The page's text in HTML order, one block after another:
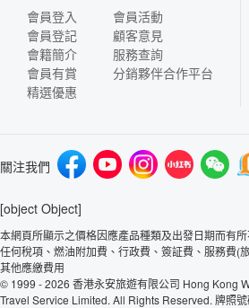
會員登入
會員登記
會籍簡介
會員有賞
精選優惠
會員活動
顧客意見
服務查詢
分銷夥伴合作平台
關注我們
[object Object]
本網頁所顯示之價格因應產品種類及出發日期而有
任何稅項、燃油附加費、行政費、簽証費、服務費(
其他應繳費用
© 1999 - 2026 香港永安旅遊有限公司 Hong Kong
Travel Service Limited. All Rights Reserved. 牌照